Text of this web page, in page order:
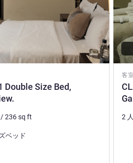
Double Size Bed,
/236sq ft
ベッド
客
2